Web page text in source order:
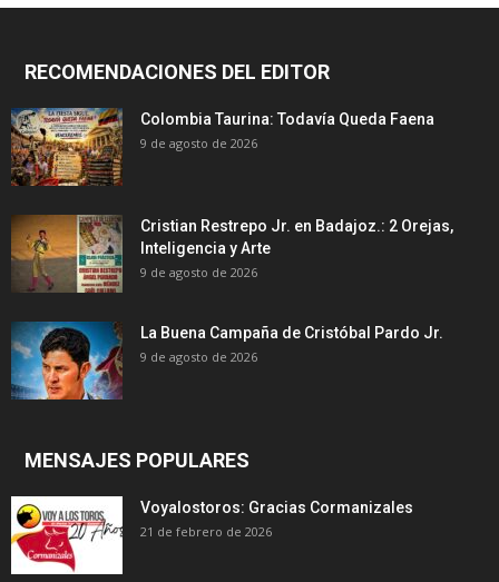
RECOMENDACIONES DEL EDITOR
Colombia Taurina: Todavía Queda Faena
9 de agosto de 2026
Cristian Restrepo Jr. en Badajoz.: 2 Orejas,
Inteligencia y Arte
9 de agosto de 2026
La Buena Campaña de Cristóbal Pardo Jr.
9 de agosto de 2026
MENSAJES POPULARES
Voyalostoros: Gracias Cormanizales
21 de febrero de 2026